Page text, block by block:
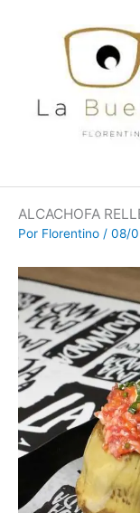
ALCACHOFA
Por Florentino / 08/